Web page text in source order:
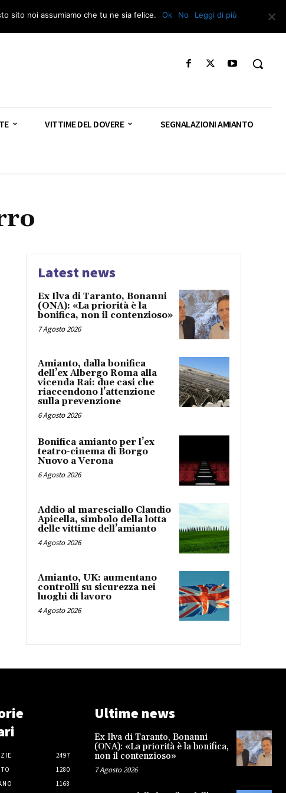
AGN Segnala – Repac
VITTIME DEL DOVERE SEGNALAZIONI AMIANTO
Latest news
Ex Ilva di Taranto, Bonanni
(ONA): «La priorità è la
bonifica, non il contenzioso»
7 Agosto 2026
Amianto, dalla bonifica
dell’ex Albergo Roma alla
vicenda Rai: due casi che
riaccendono l’attenzione
sulla prevenzione
6 Agosto 2026
Bonifica amianto per l’ex
teatro-cinema di Borgo
Nuovo a Verona
6 Agosto 2026
Addio al maresciallo Claudio
Apicella, simbolo della lotta
delle vittime dell’amianto
4 Agosto 2026
Amianto, UK: aumentano
controlli su sicurezza nei
luoghi di lavoro
4 Agosto 2026
2497
1280
1168
Ultime news
Ex Ilva di Taranto, Bonanni
(ONA): «La priorità è la bonifica,
non il contenzioso»
7 Agosto 2026
sito noi assumiamo che tu ne sia felice. Ok No Leggi di più